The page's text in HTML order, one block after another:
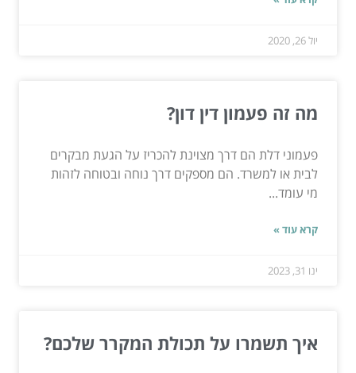
יול 26, 2020
מה זה פעמון דין דון?
פעמוני דלת הם דרך מצוינת להכריז על הגעת מבקרים
לבית או למשרד. הם מספקים דרך נוחה ובטוחה לזהות
מי עומד...
קרא עוד »
ינו 31, 2023
איך תשמרו על תכולת המקרר שלכם?